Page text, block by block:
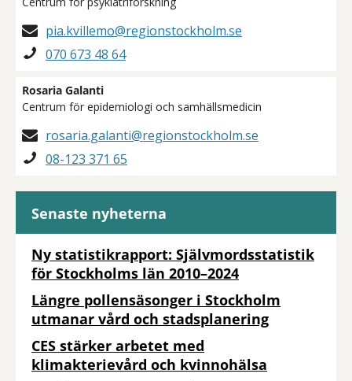
pia.kvillemo@regionstockholm.se
070 673 48 64
Rosaria Galanti
Centrum för epidemiologi och samhällsmedicin
rosaria.galanti@regionstockholm.se
08-123 371 65
Senaste nyheterna
Ny statistikrapport: Självmordsstatistik
för Stockholms län 2010–2024
Längre pollensäsonger i Stockholm
utmanar vård och stadsplanering
CES stärker arbetet med
klimakterievård och kvinnohälsa